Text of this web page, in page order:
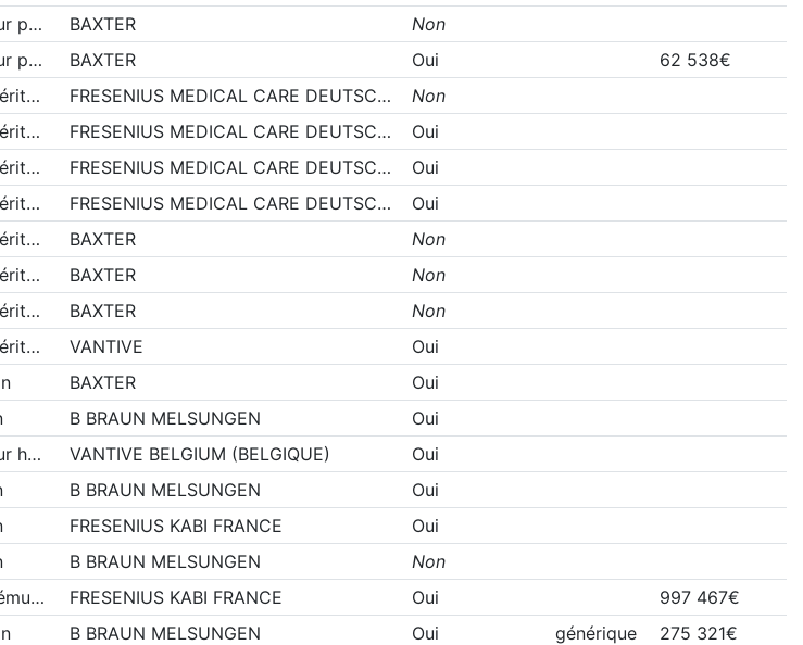
p… BAXTER
Non
p… BAXTER Oui
62 538€
FRESENIUS MEDICAL CARE DEUTSC…
Non
FRESENIUS MEDICAL CARE DEUTSC…
Oui
FRESENIUS MEDICAL CARE DEUTSC…
Oui
FRESENIUS MEDICAL CARE DEUTSC…
Oui
BAXTER
Non
BAXTER
Non
BAXTER
Non
VANTIVE
Oui
BAXTER
Oui
B BRAUN MELSUNGEN
Oui
h… VANTIVE BELGIUM (BELGIQUE)
Oui
B BRAUN MELSUNGEN
Oui
FRESENIUS KABI FRANCE
Oui
B BRAUN MELSUNGEN
Non
FRESENIUS KABI FRANCE Oui
997 467€
B BRAUN MELSUNGEN Oui générique
275 321€